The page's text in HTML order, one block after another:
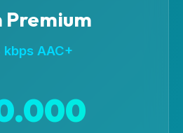
Premium
kbps AAC+